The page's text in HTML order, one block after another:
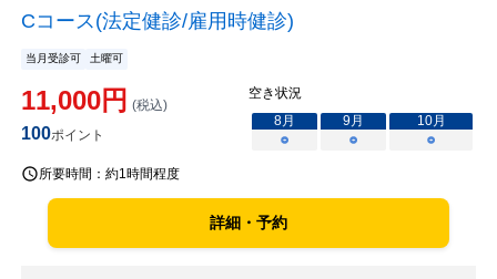
Cコース(法定健診/雇用時健診)
当月受診可 土曜可
11,000円 (税込)
100ポイント
空き状況
8月 9月 10月
○
○ ○
所要時間： 約1時間程度
詳細・予約